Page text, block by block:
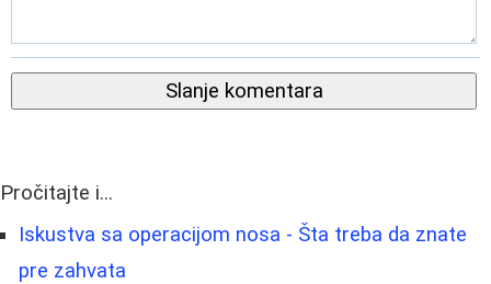
Slanje komentara
Pročitajte i...
Iskustva sa operacijom nosa - Šta treba da znate
pre zahvata